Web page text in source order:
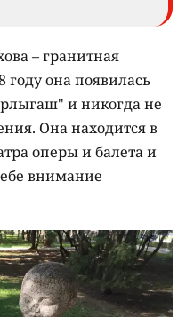
– гранитная
году она появилась
и никогда не
Она находится в
оперы и балета и
внимание